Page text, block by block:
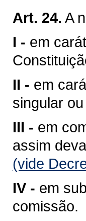
Art. 24. A
I - em
II - em
singular
III - em
assim
(vide
IV - em
comissão.